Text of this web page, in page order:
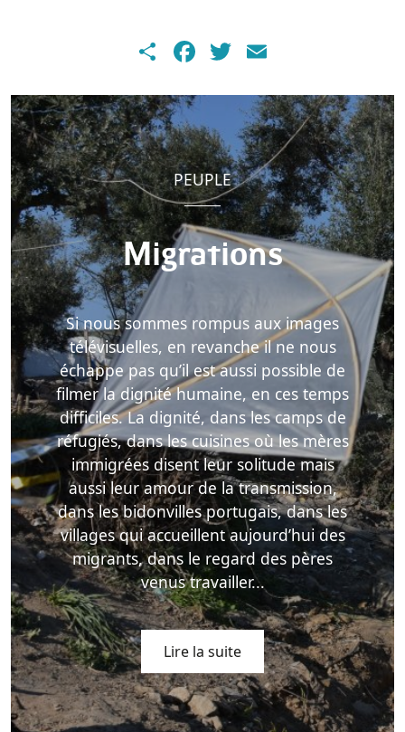
ShareFacebook
Twitter
PEUPLE
Migrations
Si nous sommes rompus aux images
télévisuelles, en revanche il ne nous
échappe pas qu’il est aussi possible de
filmer la dignité humaine, en ces temps
difficiles. La dignité, dans les camps de
réfugiés, dans les cuisines où les mères
immigrées disent leur solitude mais
aussi leur amour de la transmission,
dans les bidonvilles portugais, dans les
villages qui accueillent aujourd’hui des
migrants, dans le regard des pères
venus travailler...
Lire la suite